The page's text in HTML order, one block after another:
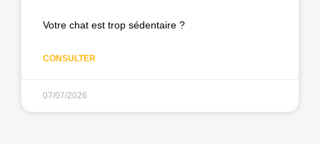
Votre chat est trop sédentaire ?
CONSULTER
07/07/2026